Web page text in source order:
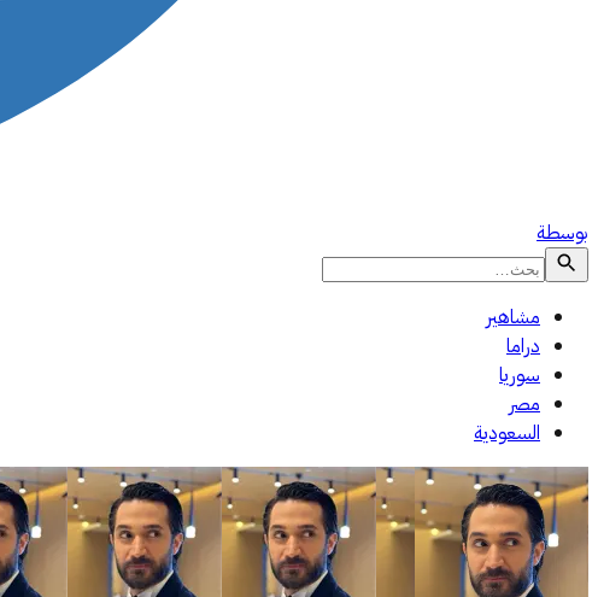
بوسطة
مشاهير
دراما
سوريا
مصر
السعودية